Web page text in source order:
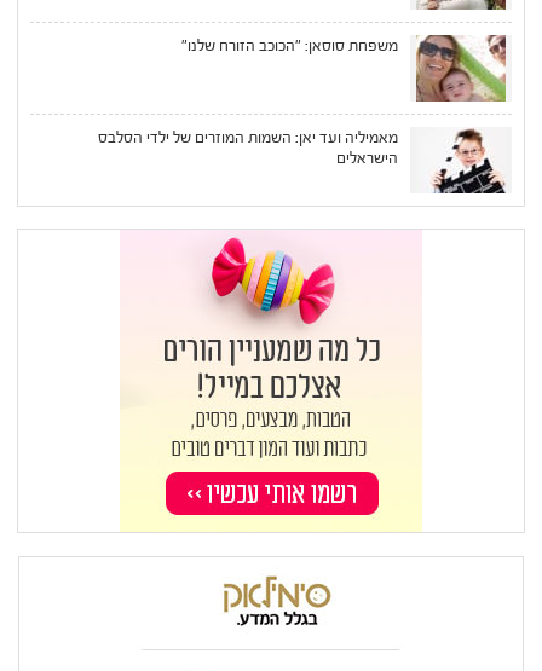
משפחת סוסאן: "הכוכב הזורח שלנו"
מאמיליה ועד יאן: השמות המוזרים של ילדי הסלבס
הישראלים